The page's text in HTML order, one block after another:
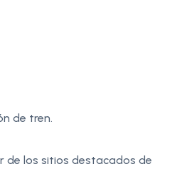
de tren.
de los sitios destacados de